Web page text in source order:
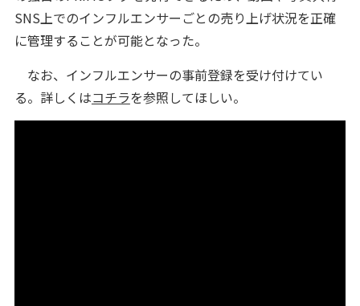
SNS上でのインフルエンサーごとの売り上げ状況を正確
に管理することが可能となった。
なお、インフルエンサーの事前登録を受け付けてい
る。詳しくはコチラを参照してほしい。